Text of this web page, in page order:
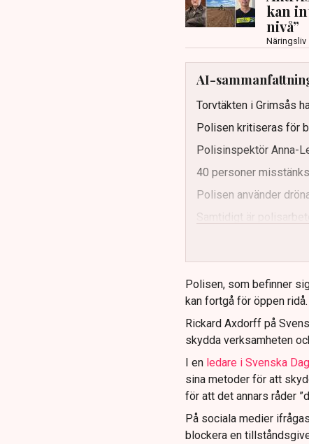
kan
nivå”
Näringsliv
AI-
Torvtäkten i Grimsås
Polisen kritiseras för
Polisinspektör Anna-
40 personer
Polisen använder
Samtidigt är
Polisen, som befinner
kan fortgå för öppen ridå.
Rickard Axdorff på
skydda verksamheten
I en ledare i Svenska
sina metoder för att
för att det annars råder
På sociala medier
blockera en